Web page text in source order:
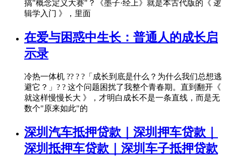
搞"概念定义大赛"？《墨子·经上》就是本古代版的《 逻
辑学入门 》，里面
在爱与困惑中生长：普通人的成长启
示录
冷热一体机 ?? ? ?「成长到底是什么？为什么我们总想逃
避它？」? ? 这个问题困扰了我整个青春期。直到翻开《
就这样慢慢长大 》，才明白成长不是一条直线，而是无
数个"原来如此"的
深圳汽车抵押贷款｜深圳押车贷款｜
深圳抵押车贷款｜深圳车子抵押贷款